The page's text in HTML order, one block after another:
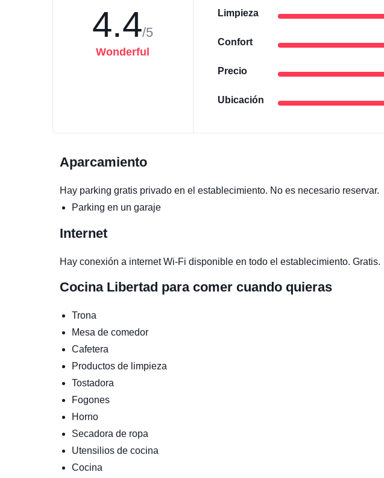
4.4/5
Wonderful
Limpieza
Confort
Precio
Ubicación
Aparcamiento
Hay parking gratis privado en el establecimiento. No es necesario reservar.
Parking en un garaje
Internet
Hay conexión a internet Wi-Fi disponible en todo el establecimiento. Gratis.
Cocina Libertad para comer cuando quieras
Trona
Mesa de comedor
Cafetera
Productos de limpieza
Tostadora
Fogones
Horno
Secadora de ropa
Utensilios de cocina
Cocina